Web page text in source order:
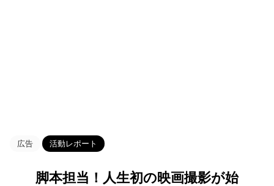
広告 活動レポート
脚本担当！人生初の映画撮影が始